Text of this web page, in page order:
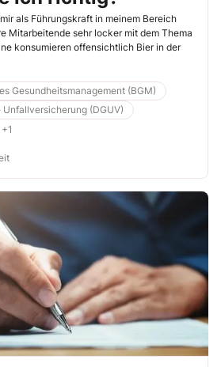
als Führungskraft in meinem Bereich
Mitarbeitende sehr locker mit dem Thema
konsumieren offen­sichtlich Bier in der
Gesundheitsmanagement (BGM)
(DGUV)
+1